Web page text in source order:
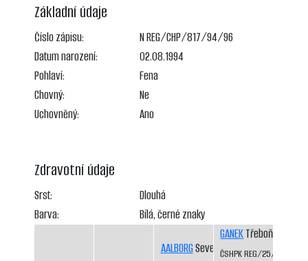
Základní údaje
Číslo zápisu:
N REG/CHP/817/94/96
Datum narození:
02.08.1994
Pohlaví:
Fena
Chovný:
Ne
Uchovněný:
Ano
Zdravotní údaje
Srst:
Dlouhá
Barva:
Bílá, černé znaky
AALBORGSeverní vítr CS
GANEKTřeboň-
ČSHPK REG/25/82